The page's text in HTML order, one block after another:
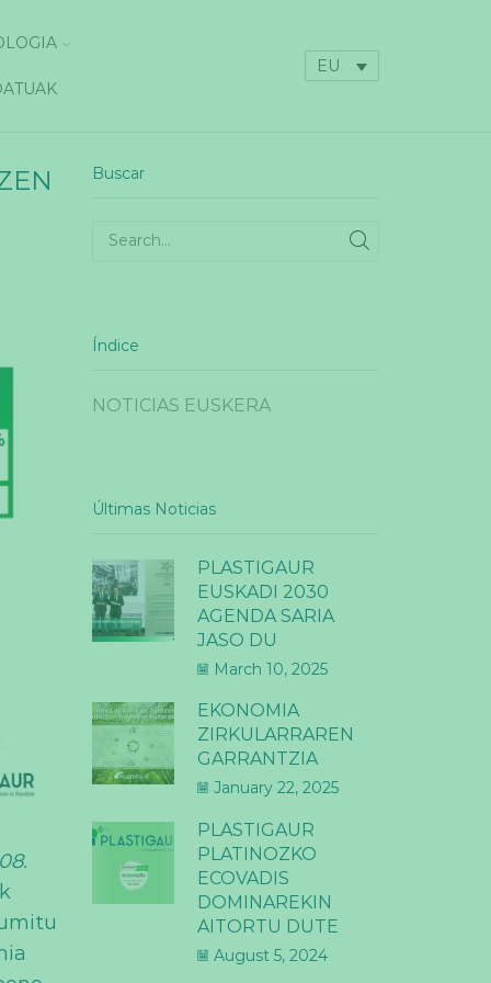
EU
Buscar
Índice
NOTICIAS EUSKERA
Últimas Noticias
PLASTIGAUR
EUSKADI 2030
AGENDA SARIA
JASO DU
March 10, 2025
EKONOMIA
ZIRKULARRAREN
GARRANTZIA
January 22, 2025
PLASTIGAUR
PLATINOZKO
ECOVADIS
DOMINAREKIN
AITORTU DUTE
August 5, 2024